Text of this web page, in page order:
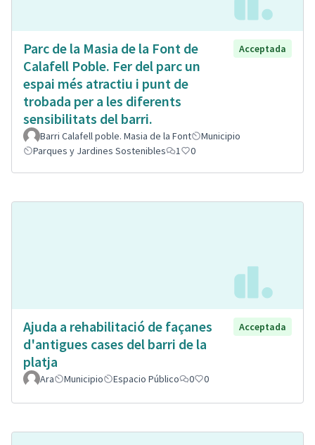
Parc de la Masia de la Font de
Calafell Poble. Fer del parc un
espai més atractiu i punt de
trobada per a les diferents
sensibilitats del barri.
Acceptada
Barri Calafell poble. Masia de la Font
Municipio
Parques y Jardines Sostenibles
1 0
Ajuda a rehabilitació de façanes
d'antigues cases del barri de la
platja
Acceptada
Ara Municipio Espacio Público 0 0